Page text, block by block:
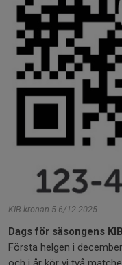
KIB-kronan 5-6/12 2025
Dags för säsongens
Första helgen i